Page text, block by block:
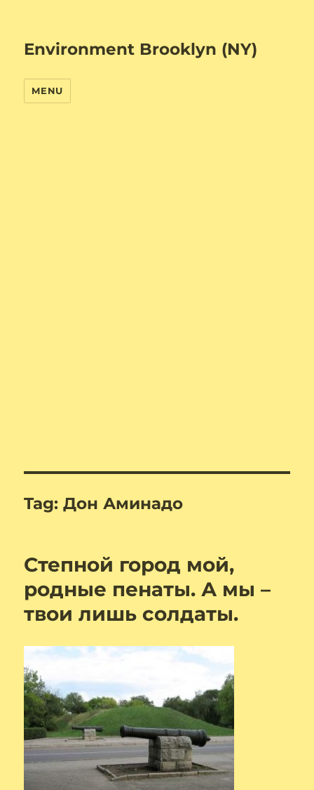
Environment Brooklyn (NY)
MENU
Tag:Дон Аминадо
Степной город мой,
родные пенаты. А мы –
твои лишь солдаты.